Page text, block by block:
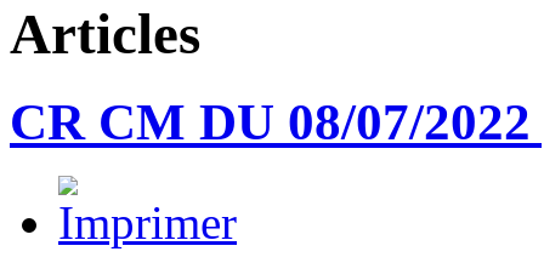
Articles
CR CM DU 08/07/2022